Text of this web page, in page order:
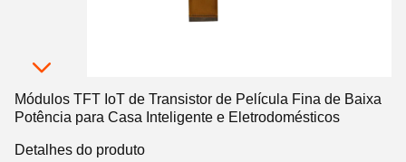
Módulos TFT IoT de Transistor de Película Fina de Baixa
Potência para Casa Inteligente e Eletrodomésticos
Detalhes do produto